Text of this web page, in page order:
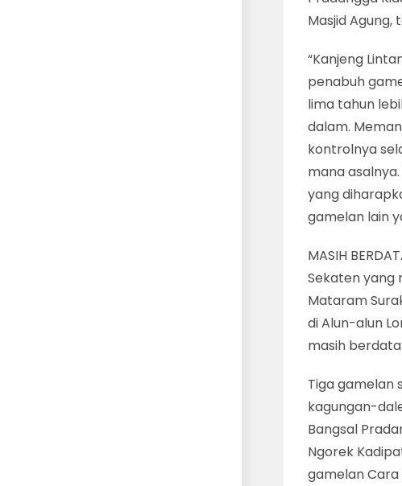
Masjid
“Kanjeng
penabuh
lima tahun
dalam.
kontrolnya
mana
yang
gamelan lain
MASIH
Sekaten yang
Mataram
di Alun-alun
masih
Tiga gamelan
kagungan-
Bangsal
Ngorek
gamelan